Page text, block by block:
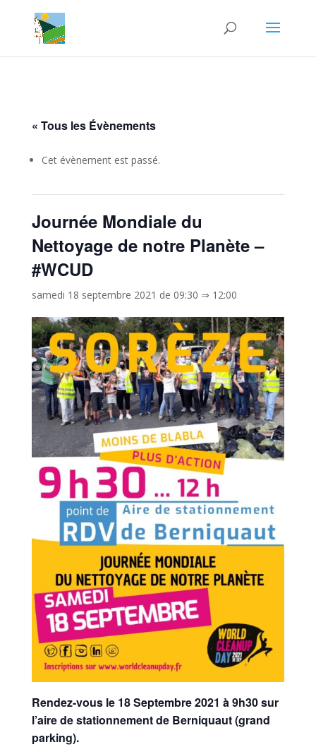
« Tous les Évènements
Cet évènement est passé.
Journée Mondiale du
Nettoyage de notre Planète –
#WCUD
samedi 18 septembre 2021 de 09:30 ⇒ 12:00
Rendez-vous le 18 Septembre 2021 à 9h30 sur
l’aire de stationnement de Berniquaut (grand
parking).